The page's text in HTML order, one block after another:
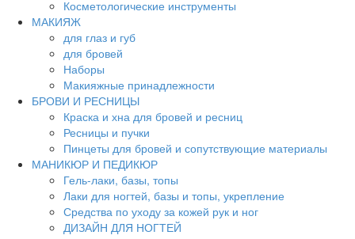
Косметологические инструменты
МАКИЯЖ
для глаз и губ
для бровей
Наборы
Макияжные принадлежности
БРОВИ И РЕСНИЦЫ
Краска и хна для бровей и ресниц
Ресницы и пучки
Пинцеты для бровей и сопутствующие материалы
МАНИКЮР И ПЕДИКЮР
Гель-лаки, базы, топы
Лаки для ногтей, базы и топы, укрепление
Средства по уходу за кожей рук и ног
ДИЗАЙН ДЛЯ НОГТЕЙ